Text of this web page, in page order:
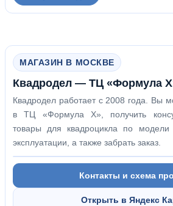
МАГАЗИН В МОСКВЕ
Квадродел — ТЦ «Формула
Квадродел работает с 2008 года. Вы
в ТЦ «Формула Х», получить
товары для квадроцикла по модели
эксплуатации, а также забрать заказ.
Контакты и схема
Открыть в Яндекс